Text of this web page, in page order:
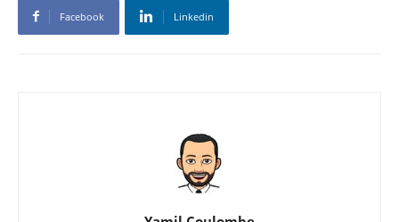
Facebook Linkedin